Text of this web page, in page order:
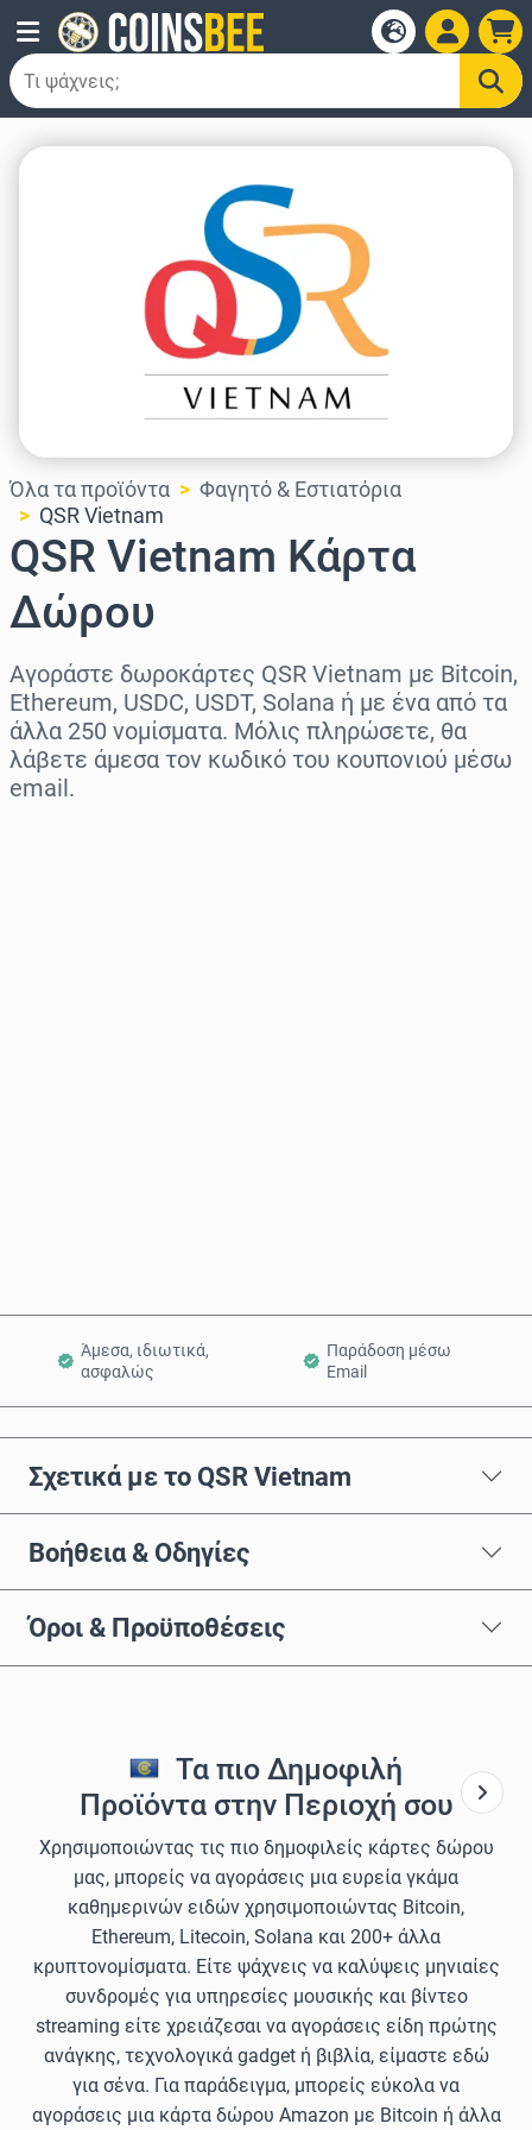
Όλα τα προϊόντα
Φαγητό & Εστιατόρια
QSR Vietnam
QSR Vietnam Κάρτα
Δώρου
Αγοράστε δωροκάρτες QSR Vietnam με Bitcoin,
Ethereum, USDC, USDT, Solana ή με ένα από τα
άλλα 250 νομίσματα. Μόλις πληρώσετε, θα
λάβετε άμεσα τον κωδικό του κουπονιού μέσω
email.
Άμεσα, ιδιωτικά,
ασφαλώς
Παράδοση μέσω
Email
Σχετικά με το QSR Vietnam
Βοήθεια & Οδηγίες
Όροι & Προϋποθέσεις
Τα πιο Δημοφιλή
Προϊόντα στην Περιοχή σου
Χρησιμοποιώντας τις πιο δημοφιλείς κάρτες δώρου
μας, μπορείς να αγοράσεις μια ευρεία γκάμα
καθημερινών ειδών χρησιμοποιώντας Bitcoin,
Ethereum, Litecoin, Solana και 200+ άλλα
κρυπτονομίσματα. Είτε ψάχνεις να καλύψεις μηνιαίες
συνδρομές για υπηρεσίες μουσικής και βίντεο
streaming είτε χρειάζεσαι να αγοράσεις είδη πρώτης
ανάγκης, τεχνολογικά gadget ή βιβλία, είμαστε εδώ
για σένα. Για παράδειγμα, μπορείς εύκολα να
αγοράσεις μια κάρτα δώρου Amazon με Bitcoin ή άλλα